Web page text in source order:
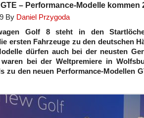
– Performance-Modelle kommen
By Daniel Przygoda
Golf 8 steht in den
ersten Fahrzeuge zu den deutschen
dürfen auch bei der neusten
bei der Weltpremiere in
zu den neuen Performance-Modellen